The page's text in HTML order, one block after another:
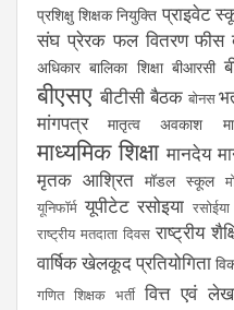
प्रशिक्षु शिक्षक नियुक्ति प्राइवेट
संघ प्रेरक फल वितरण फीस
अधिकार बालिका शिक्षा बीआरसी
बीएसए बीटीसी बैठक बोनस
मांगपत्र
मातृत्व अवकाश
माध्यमिक शिक्षा मानदेय
मृतक आश्रित मॉडल स्कूल
यूनिफॉर्म यूपीटेट रसोइया रसोईया
राष्ट्रीय मतदाता दिवस राष्ट्रीय
वार्षिक खेलकूद प्रतियोगिता
गणित शिक्षक भर्ती वित्त एवं